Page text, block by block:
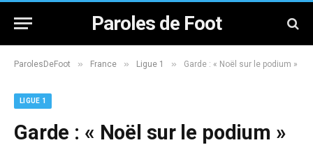
Paroles de Foot
ParolesDeFoot » France » Ligue 1 » Garde : « Noël sur le podium »
LIGUE 1
Garde : « Noël sur le podium »